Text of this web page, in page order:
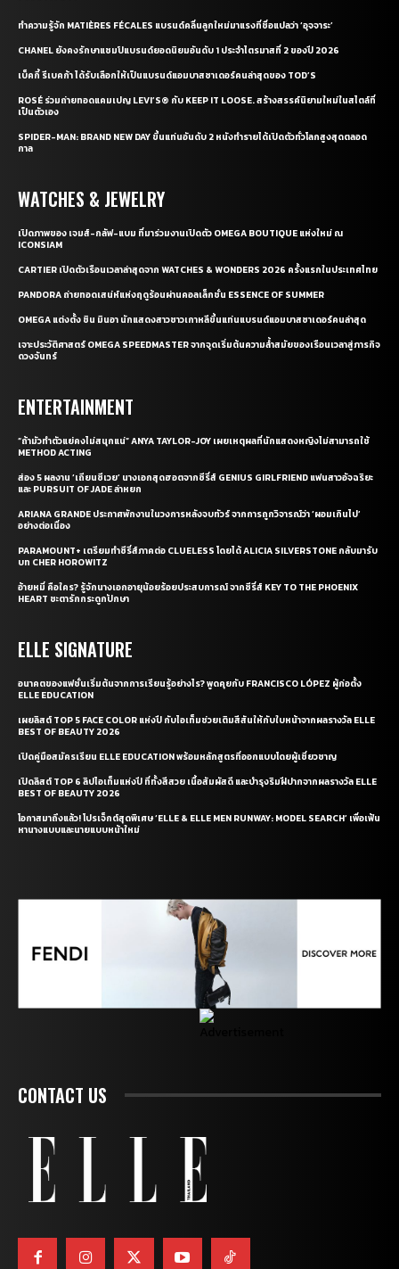
ทำความรู้จัก MATIÈRES FÉCALES แบรนด์คลื่นลูกใหม่มาแรงที่ชื่อแปลว่า ‘อุจจาระ’
CHANEL ยังคงรักษาแชมป์แบรนด์ยอดนิยมอันดับ 1 ประจำไตรมาสที่ 2 ของปี 2026
เบ็คกี้ รีเบคก้า ได้รับเลือกให้เป็นแบรนด์แอมบาสซาเดอร์คนล่าสุดของ TOD’S
ROSÉ ร่วมถ่ายทอดแคมเปญ LEVI’S® กับ KEEP IT LOOSE. สร้างสรรค์นิยามใหม่ในสไตล์ที่
เป็นตัวเอง
SPIDER-MAN: BRAND NEW DAY ขึ้นแท่นอันดับ 2 หนังทำรายได้เปิดตัวทั่วโลกสูงสุดตลอด
กาล
WATCHES & JEWELRY
เปิดภาพของ เจมส์-กลัฟ-แบม ที่มาร่วมงานเปิดตัว OMEGA BOUTIQUE แห่งใหม่ ณ
ICONSIAM
CARTIER เปิดตัวเรือนเวลาล่าสุดจาก WATCHES & WONDERS 2026 ครั้งแรกในประเทศไทย
PANDORA ถ่ายทอดเสน่ห์แห่งฤดูร้อนผ่านคอลเล็กชั่น ESSENCE OF SUMMER
OMEGA แต่งตั้ง ชิน มินอา นักแสดงสาวชาวเกาหลีขึ้นแท่นแบรนด์แอมบาสซาเดอร์คนล่าสุด
เจาะประวัติศาสตร์ OMEGA SPEEDMASTER จากจุดเริ่มต้นความล้ำสมัยของเรือนเวลาสู่ภารกิจ
ดวงจันทร์
ENTERTAINMENT
“ถ้ามัวทำตัวแย่คงไม่สนุกแน่” ANYA TAYLOR-JOY เผยเหตุผลที่นักแสดงหญิงไม่สามารถใช้
METHOD ACTING
ส่อง 5 ผลงาน ‘เถียนซีเวย’ นางเอกสุดฮอตจากซีรี่ส์ GENIUS GIRLFRIEND แฟนสาวอัจฉริยะ
และ PURSUIT OF JADE ล่าหยก
ARIANA GRANDE ประกาศพักงานในวงการหลังจบทัวร์ จากการถูกวิจารณ์ว่า ‘ผอมเกินไป’
อย่างต่อเนื่อง
PARAMOUNT+ เตรียมทำซีรี่ส์ภาคต่อ CLUELESS โดยได้ ALICIA SILVERSTONE กลับมารับ
บท CHER HOROWITZ
อ้ายหมี่ คือใคร? รู้จักนางเอกอายุน้อยร้อยประสบการณ์ จากซีรี่ส์ KEY TO THE PHOENIX
HEART ชะตารักกระดูกปักษา
ELLE SIGNATURE
อนาคตของแฟชั่นเริ่มต้นจากการเรียนรู้อย่างไร? พูดคุยกับ FRANCISCO LÓPEZ ผู้ก่อตั้ง
ELLE EDUCATION
เผยลิสต์ TOP 5 FACE COLOR แห่งปี กับไอเท็มช่วยเติมสีสันให้กับใบหน้าจากผลรางวัล ELLE
BEST OF BEAUTY 2026
เปิดคู่มือสมัครเรียน ELLE EDUCATION พร้อมหลักสูตรที่ออกแบบโดยผู้เชี่ยวชาญ
เปิดลิสต์ TOP 6 ลิปไอเท็มแห่งปี ที่ทั้งสีสวย เนื้อสัมผัสดี และบำรุงริมฝีปากจากผลรางวัล ELLE
BEST OF BEAUTY 2026
โอกาสมาถึงแล้ว! โปรเจ็กต์สุดพิเศษ ‘ELLE & ELLE MEN RUNWAY: MODEL SEARCH’ เพื่อเฟ้น
หานางแบบและนายแบบหน้าใหม่
CONTACT US